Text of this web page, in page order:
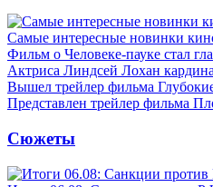
Самые интересные новинки
Фильм о Человеке-пауке стал
Актриса Линдсей Лохан
Вышел трейлер фильма
Представлен трейлер фильма
Сюжеты